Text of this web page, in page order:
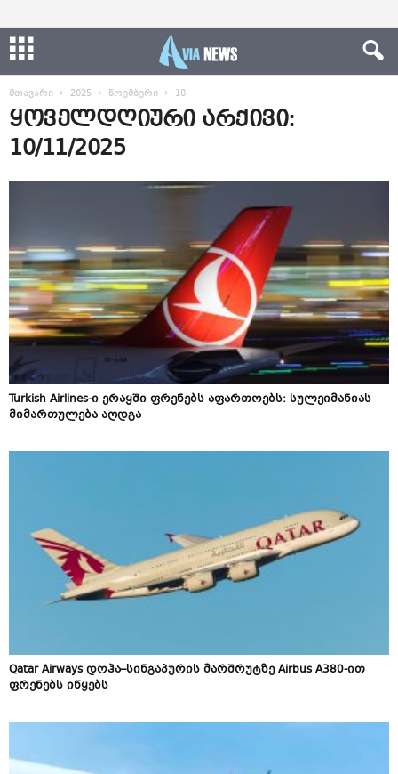
მთავარი 2025 ნოემბერი 10
ყოველდღიური არქივი:
10/11/2025
Turkish Airlines-ი ერაყში ფრენებს აფართოებს: სულეიმანიას
მიმართულება აღდგა
Qatar Airways დოჰა–სინგაპურის მარშრუტზე Airbus A380-ით
ფრენებს იწყებს